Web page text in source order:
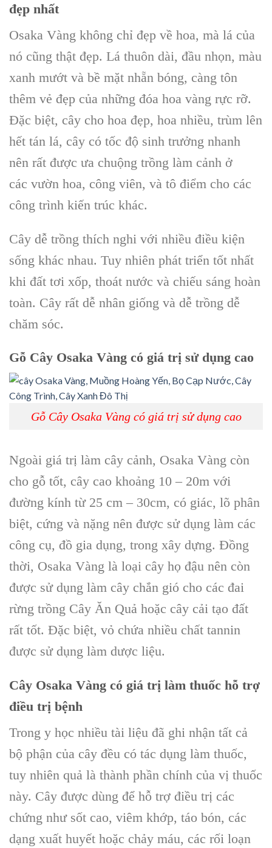
đẹp nhất
Osaka Vàng không chỉ đẹp về hoa, mà lá của
nó cũng thật đẹp. Lá thuôn dài, đầu nhọn, màu
xanh mướt và bề mặt nhẵn bóng, càng tôn
thêm vẻ đẹp của những đóa hoa vàng rực rỡ.
Đặc biệt, cây cho hoa đẹp, hoa nhiều, trùm lên
hết tán lá, cây có tốc độ sinh trưởng nhanh
nên rất được ưa chuộng trồng làm cảnh ở
các vườn hoa, công viên, và tô điểm cho các
công trình kiến trúc khác.
Cây dễ trồng thích nghi với nhiều điều kiện
sống khác nhau. Tuy nhiên phát triển tốt nhất
khi đất tơi xốp, thoát nước và chiếu sáng hoàn
toàn. Cây rất dễ nhân giống và dễ trồng dễ
chăm sóc.
Gỗ Cây Osaka Vàng có giá trị sử dụng cao
Gỗ Cây Osaka Vàng có giá trị sử dụng cao
Ngoài giá trị làm cây cảnh, Osaka Vàng còn
cho gỗ tốt, cây cao khoảng 10 – 20m với
đường kính từ 25 cm – 30cm, có giác, lõ phân
biệt, cứng và nặng nên được sử dụng làm các
công cụ, đồ gia dụng, trong xây dựng. Đồng
thời, Osaka Vàng là loại cây họ đậu nên còn
được sử dụng làm cây chắn gió cho các đai
rừng trồng Cây Ăn Quả hoặc cây cải tạo đất
rất tốt. Đặc biệt, vỏ chứa nhiều chất tannin
được sử dụng làm dược liệu.
Cây Osaka Vàng có giá trị làm thuốc hỗ trợ
điều trị bệnh
Trong y học nhiều tài liệu đã ghi nhận tất cả
bộ phận của cây đều có tác dụng làm thuốc,
tuy nhiên quả là thành phần chính của vị thuốc
này. Cây được dùng để hỗ trợ điều trị các
chứng như sốt cao, viêm khớp, táo bón, các
dạng xuất huyết hoặc chảy máu, các rối loạn